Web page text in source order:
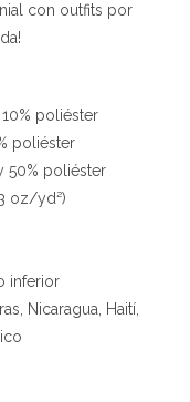
con outfits por
poliéster
poliéster
50% poliéster
oz/yd²)
inferior
Nicaragua, Haití,